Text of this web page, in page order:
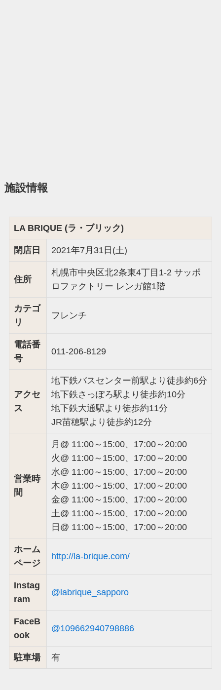
施設情報
LA BRIQUE (ラ・ブリック)
閉店日 2021年7月31日(土)
住所
札幌市中央区北2条東4丁目1-2 サッポ
ロファクトリー レンガ館1階
カテゴ
リ
フレンチ
電話番
号
011-206-8129
アクセ
ス
地下鉄バスセンター前駅より徒歩約6分
地下鉄さっぽろ駅より徒歩約10分
地下鉄大通駅より徒歩約11分
JR苗穂駅より徒歩約12分
営業時
間
月@ 11:00～15:00、17:00～20:00
火@ 11:00～15:00、17:00～20:00
水@ 11:00～15:00、17:00～20:00
木@ 11:00～15:00、17:00～20:00
金@ 11:00～15:00、17:00～20:00
土@ 11:00～15:00、17:00～20:00
日@ 11:00～15:00、17:00～20:00
ホーム
ページ
http://la-brique.com/
Instag
ram
@labrique_sapporo
FaceB
ook
@109662940798886
駐車場 有